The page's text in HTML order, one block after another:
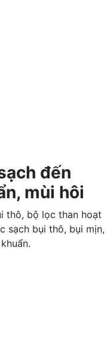
đến
mùi hôi
thô, bộ lọc than hoạt
sạch bụi thô, bụi mịn,